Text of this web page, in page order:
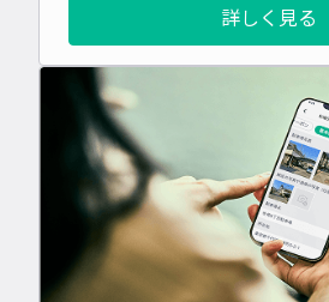
詳しく見る